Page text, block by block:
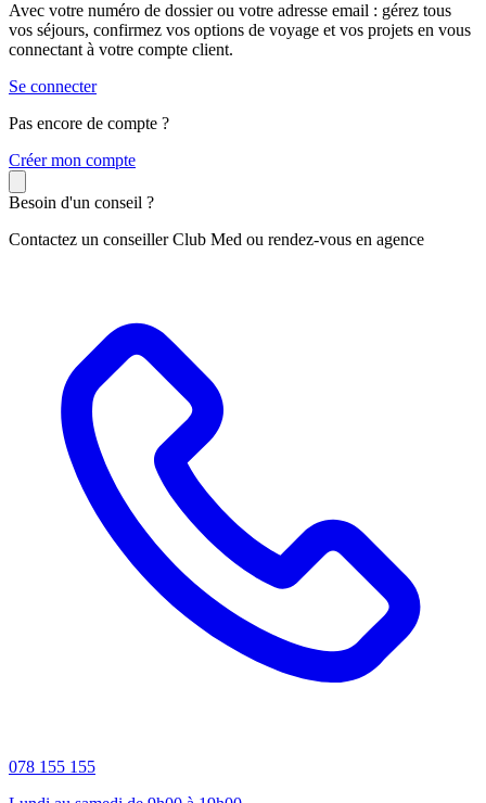
Avec votre numéro de dossier ou votre adresse email : gérez tous
vos séjours, confirmez vos options de voyage et vos projets en vous
connectant à votre compte client.
Se connecter
Pas encore de compte ?
Créer mon compte
Besoin d'un conseil ?
Contactez un conseiller Club Med ou rendez-vous en agence
078 155 155